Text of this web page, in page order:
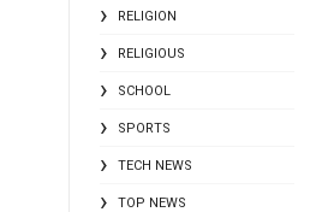
RELIGION
RELIGIOUS
SCHOOL
SPORTS
TECH NEWS
TOP NEWS